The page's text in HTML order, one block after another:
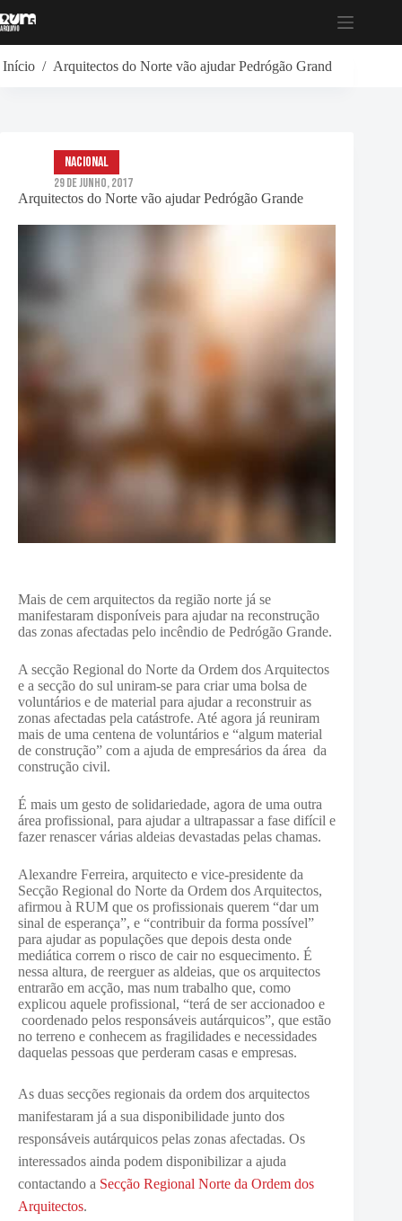
para
Início / Arquitectos do Norte vão ajudar Pedrógão Grande
Arquitectos do Norte vão ajudar Pedrógão Grande
Nacional
29 de Junho, 2017
Mais de cem arquitectos da região norte já se
manifestaram disponíveis para ajudar na reconstrução
das zonas afectadas pelo incêndio de Pedrógão Grande.
A secção Regional do Norte da Ordem dos Arquitectos
e a secção do sul uniram-se para criar uma bolsa de
voluntários e de material para ajudar a reconstruir as
zonas afectadas pela catástrofe. Até agora já reuniram
mais de uma centena de voluntários e “algum material
de construção” com a ajuda de empresários da área da
construção civil.
É mais um gesto de solidariedade, agora de uma outra
área profissional, para ajudar a ultrapassar a fase difícil e
fazer renascer várias aldeias devastadas pelas chamas.
Alexandre Ferreira, arquitecto e vice-presidente da
Secção Regional do Norte da Ordem dos Arquitectos,
afirmou à RUM que os profissionais querem “dar um
sinal de esperança”, e “contribuir da forma possível”
para ajudar as populações que depois desta onde
mediática correm o risco de cair no esquecimento. É
nessa altura, de reerguer as aldeias, que os arquitectos
entrarão em acção, mas num trabalho que, como
explicou aquele profissional, “terá de ser accionadoo e
coordenado pelos responsáveis autárquicos”, que estão
no terreno e conhecem as fragilidades e necessidades
daquelas pessoas que perderam casas e empresas.
As duas secções regionais da ordem dos arquitectos
manifestaram já a sua disponibilidade junto dos
responsáveis autárquicos pelas zonas afectadas. Os
interessados ainda podem disponibilizar a ajuda
contactando a Secção Regional Norte da Ordem dos
Arquitectos.